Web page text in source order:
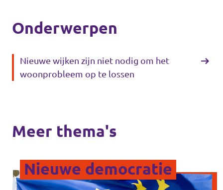
Onderwerpen
Nieuwe wijken zijn niet nodig om het
woonprobleem op te lossen
Meer thema's
Nieuwe democratie